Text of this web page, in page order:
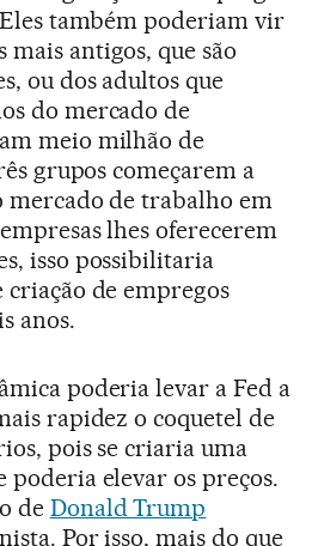
também poderiam vir
mais antigos, que são
ou dos adultos que
do mercado de
meio milhão de
grupos começarem a
de trabalho em
lhes oferecerem
isso possibilitaria
de empregos
anos.
poderia levar a Fed a
rapidez o coquetel de
pois se criaria uma
poderia elevar os preços.
de Donald Trump
Por isso, mais do que